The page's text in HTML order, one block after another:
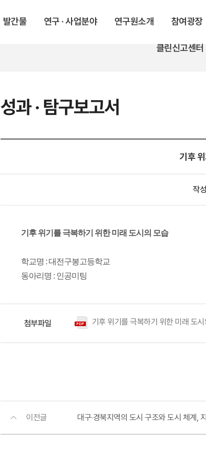
발간물 연구 · 사업분야 연구원소개 참여광장
클린신고센터
성과 · 탐구보고서
기후
작
기후 위기를 극복하기 위한 미래 도시의 모습
학교명 : 대전구봉고등학교
동아리명 : 인공미팅
첨부파일 기후 위기를 극복하기 위한 미래 도
이전글 대구·경북지역의 도시 구조와 도시 체계,